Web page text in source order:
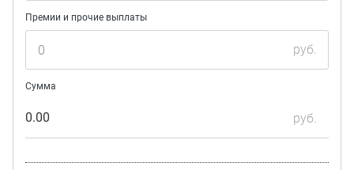
Премии и прочие выплаты
руб.
Сумма
0.00 руб.